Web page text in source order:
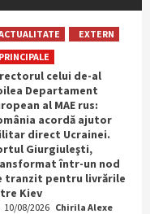
EXTERN
PRINCIPALE
celui de-al
Departament
al MAE rus:
acordă ajutor
direct Ucrainei.
Giurgiuleşti,
într-un nod
tranzit pentru livrările
Kiev
10/08/2026 Chirila Alexe